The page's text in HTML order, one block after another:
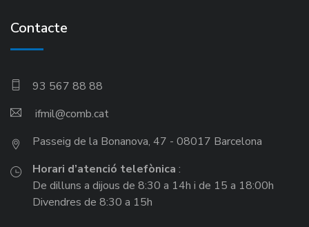
Contacte
93 567 88 88
ifmil
Passeig de la Bonanova, 47 - 08017 Barcelona
Horari d’atenció telefònica :
De dilluns a dijous de 8:30 a 14h i de 15 a 18:00h
Divendres de 8:30 a 15h